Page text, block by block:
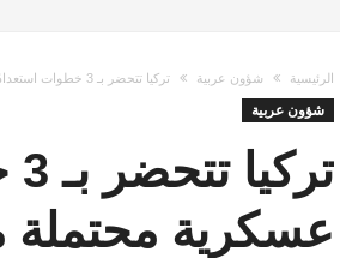
الرئيسية شؤون عربية تركيا تتحضر بـ 3 خطوات استعدادًا لمواجهة عسكرية محتملة مع “إسرائيل”
شؤون عربية
عسكرية محتملة